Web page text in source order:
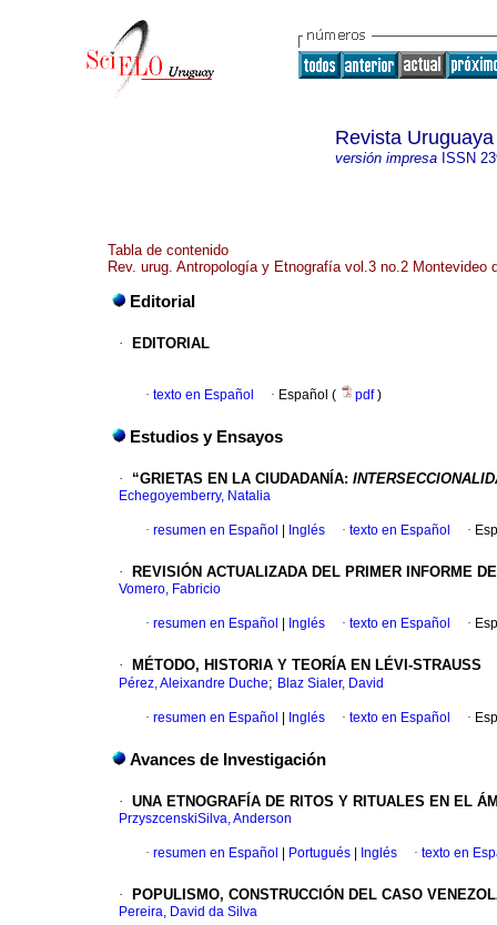
Revista
versión impresaISSN
Tabla de contenido
Rev. urug. Antropología y Etnografía vol.3 no.2 Montevideo
Editorial
· EDITORIAL
· texto en Español · Español ( pdf)
Estudios y Ensayos
· “GRIETAS EN LA CIUDADANÍA:
Echegoyemberry, Natalia
· resumen en Español Inglés · texto en Español ·
· REVISIÓN ACTUALIZADA DEL PRIMER INFORME
Vomero, Fabricio
· resumen en Español Inglés · texto en Español ·
· MÉTODO, HISTORIA Y TEORÍA EN LÉVI-STRAUSS
Pérez, Aleixandre Duche; Blaz Sialer, David
· resumen en Español Inglés · texto en Español ·
Avances de Investigación
· UNA ETNOGRAFÍA DE RITOS Y RITUALES EN EL
PrzyszcenskiSilva, Anderson
· resumen en Español Portugués Inglés · texto en
· POPULISMO, CONSTRUCCIÓN DEL CASO
Pereira, David da Silva